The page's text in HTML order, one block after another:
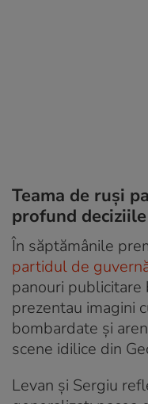
Teama de ruși
profund
În săptămânile
partidul de
panouri publicitare
prezentau imagini
bombardate și
scene idilice din
Levan și Sergiu